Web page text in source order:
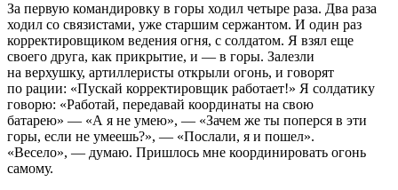
За первую командировку в горы ходил четыре раза. Два раза
ходил со связистами, уже старшим сержантом. И один раз
корректировщиком ведения огня, с солдатом. Я взял еще
своего друга, как прикрытие, и — в горы. Залезли
на верхушку, артиллеристы открыли огонь, и говорят
по рации: «Пускай корректировщик работает!» Я солдатику
говорю: «Работай, передавай координаты на свою
батарею» — «А я не умею», — «Зачем же ты поперся в эти
горы, если не умеешь?», — «Послали, я и пошел».
«Весело», — думаю. Пришлось мне координировать огонь
самому.